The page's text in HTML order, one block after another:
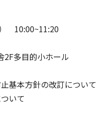
10:00~11:20
多目的小ホール
基本方針の改訂について
いて